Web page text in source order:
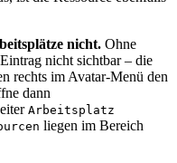
nicht. Ohne
nicht sichtbar – die
rechts im Avatar-Menü den
dann
Arbeitsplatz
liegen im Bereich